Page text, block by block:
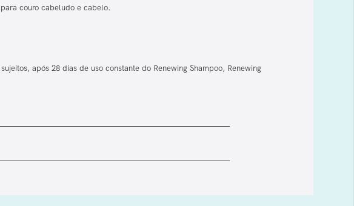
couro cabeludo e cabelo.
após 28 dias de uso constante do Renewing Shampoo, Renewing